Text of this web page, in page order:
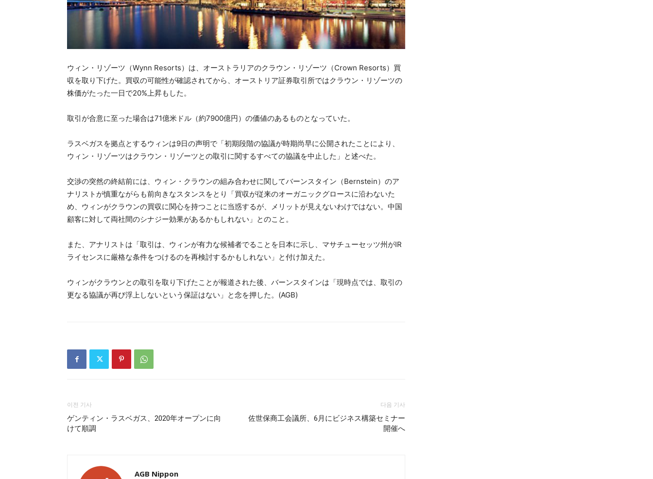
ウィン・リゾーツ（Wynn Resorts）は、オーストラリアのクラウン・リゾーツ（Crown Resorts）買
収を取り下げた。買収の可能性が確認されてから、オーストリア証券取引所ではクラウン・リゾーツの
株価がたった一日で20%上昇もした。
取引が合意に至った場合は71億米ドル（約7900億円）の価値のあるものとなっていた。
ラスベガスを拠点とするウィンは9日の声明で「初期段階の協議が時期尚早に公開されたことにより、
ウィン・リゾーツはクラウン・リゾーツとの取引に関するすべての協議を中止した」と述べた。
交渉の突然の終結前には、ウィン・クラウンの組み合わせに関してバーンスタイン（Bernstein）のア
ナリストが慎重ながらも前向きなスタンスをとり「買収が従来のオーガニックグロースに沿わないた
め、ウィンがクラウンの買収に関心を持つことに当惑するが、メリットが見えないわけではない。中国
顧客に対して両社間のシナジー効果があるかもしれない」とのこと。
また、アナリストは「取引は、ウィンが有力な候補者でることを日本に示し、マサチューセッツ州がIR
ライセンスに厳格な条件をつけるのを再検討するかもしれない」と付け加えた。
ウィンがクラウンとの取引を取り下げたことが報道された後、バーンスタインは「現時点では、取引の
更なる協議が再び浮上しないという保証はない」と念を押した。(AGB)
이전 기사
ゲンティン・ラスベガス、2020年オープンに向
けて順調
다음 기사
佐世保商工会議所、6月にビジネス構築セミナー
開催へ
AGB Nippon